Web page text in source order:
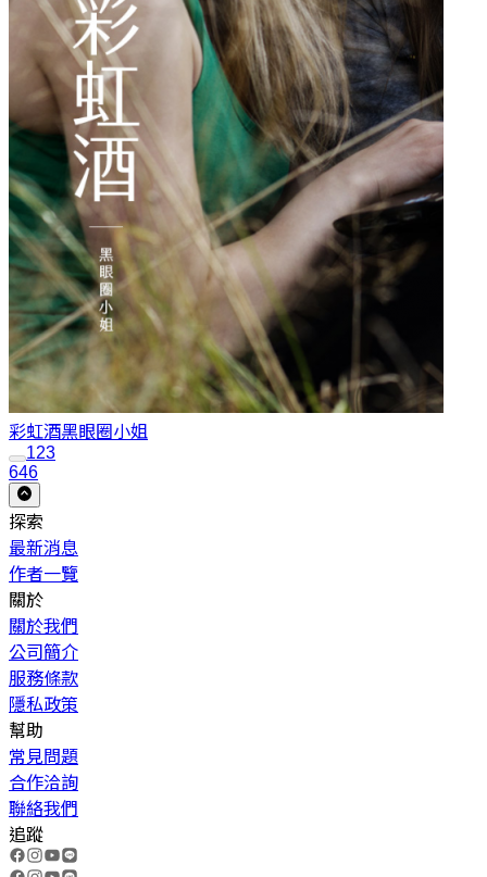
彩虹酒黑眼圈小姐
123
646
探索
最新消息
作者一覽
關於
關於我們
公司簡介
服務條款
隱私政策
幫助
常見問題
合作洽詢
聯絡我們
追蹤